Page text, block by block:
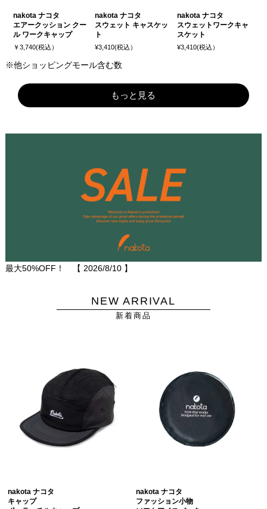
nakota ナコタ
エアークッション クー
ル ワークキャップ
￥3,740(税込）
nakota ナコタ
スウェット キャスケッ
ト
¥3,410(税込）
nakota ナコタ
スウェットワークキャ
スケット
¥3,410(税込）
※他ショッピングモール含む数
もっと見る
最大50%OFF！ 【 2026/8/10】
NEW ARRIVAL
新着商品
nakota ナコタ
キャップ
nakota ナコタ
ファッション小物